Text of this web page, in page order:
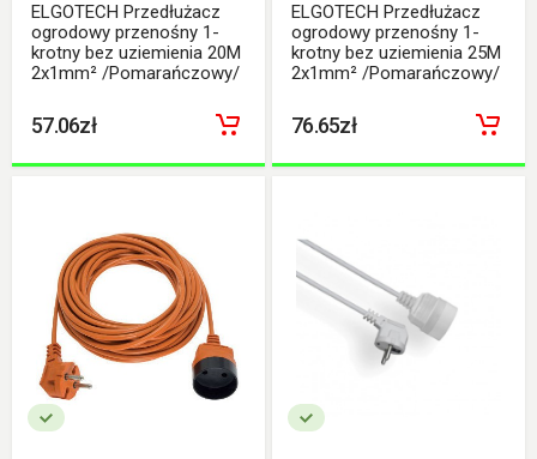
ELGOTECH Przedłużacz
ogrodowy przenośny 1-
krotny bez uziemienia 20M
2x1mm² /Pomarańczowy/
57.06zł
ELGOTECH Przedłużacz
ogrodowy przenośny 1-
krotny bez uziemienia 25M
2x1mm² /Pomarańczowy/
76.65zł